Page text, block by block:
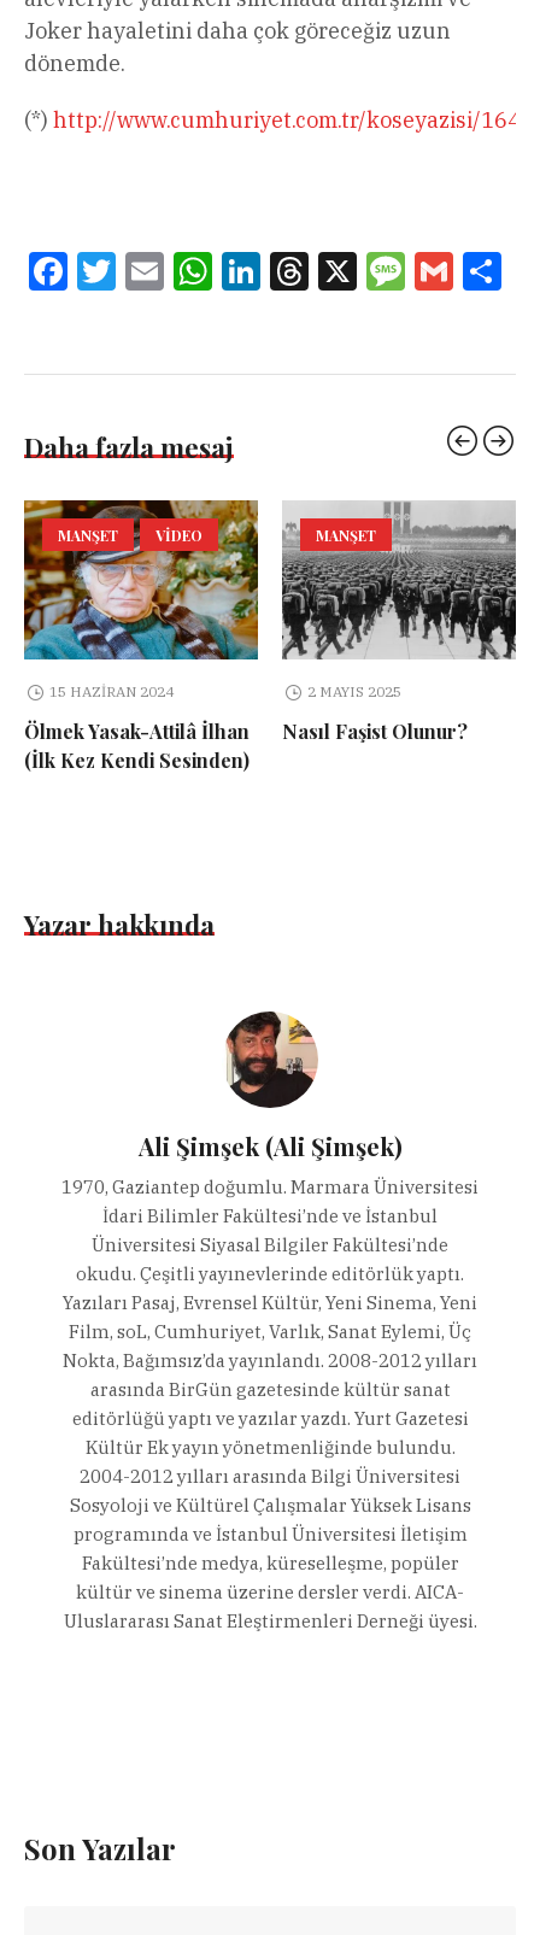
Joker hayaletini daha çok göreceğiz uzun
dönemde.
(*) http://www.cumhuriyet.com.tr/koseyazisi/
FacebookTwitterEmail WhatsAppLinkedInThreads
X Message
Gmail
Daha fazla mesaj
MANŞET VIDEO
15 HAZIRAN 2024
Ölmek Yasak-Attilâ İlhan
(İlk Kez Kendi Sesinden)
MANŞET
2 MAYIS 2025
Nasıl Faşist Olunur?
Yazar hakkında
Ali Şimşek (Ali Şimşek)
1970, Gaziantep doğumlu. Marmara Üniversitesi
İdari Bilimler Fakültesi’nde ve İstanbul
Üniversitesi Siyasal Bilgiler Fakültesi’nde
okudu. Çeşitli yayınevlerinde editörlük yaptı.
Yazıları Pasaj, Evrensel Kültür, Yeni Sinema, Yeni
Film, soL, Cumhuriyet, Varlık, Sanat Eylemi, Üç
Nokta, Bağımsız’da yayınlandı. 2008-2012 yılları
arasında BirGün gazetesinde kültür sanat
editörlüğü yaptı ve yazılar yazdı. Yurt Gazetesi
Kültür Ek yayın yönetmenliğinde bulundu.
2004-2012 yılları arasında Bilgi Üniversitesi
Sosyoloji ve Kültürel Çalışmalar Yüksek Lisans
programında ve İstanbul Üniversitesi İletişim
Fakültesi’nde medya, küreselleşme, popüler
kültür ve sinema üzerine dersler verdi. AICA-
Uluslararası Sanat Eleştirmenleri Derneği üyesi.
Son Yazılar